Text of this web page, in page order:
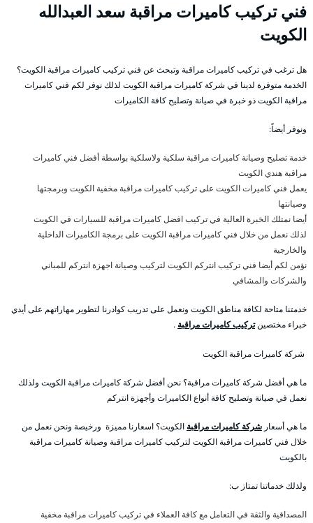
فني تركيب كاميرات مراقبة سعد العبدالله
الكويت
هل ترغب في تركيب كاميرات مراقبة وتبحث عن فني تركيب كاميرات مراقبة الكويت؟
الخدمة متوفرة لدينا في شركة كاميرات مراقبة الكويت لذلك نوفر لكم فني كاميرات
مراقبة الكويت ذو خبرة في صيانة وتصليح كافة الكاميرات
ونوفر أيضاً:
خدمة تصليح وصيانة كاميرات مراقبة سلكية ولاسلكية بواسطة أفضل فني كاميرات
مراقبة هندي الكويت
يعمل فني كاميرات الكويت على تركيب كاميرات مراقبة مخفية الكويت وبرمجتها
وصيانتها
أيضا نمتلك الخبرة العالية في تركيب افضل كاميرات مراقبة للسيارات في الكويت
لذلك نعمل من خلال فني كاميرات مراقبة الكويت على برمجة الكاميرات الداخلية
والخارجية
نؤمن لكم أيضا فني تركيب انتركم الكويت لتركيب وصيانة اجهزة انتركم للمباني
والشركات والمشافي
خدمتنا متاحة لكافة مناطق الكويت ونعمل على تدريب كوادرنا لتطوير مهاراتهم على أيدي
خبراء مختصينتركيب كاميرات مراقبة .
شركة كاميرات مراقبة الكويت
ما هي أفضل شركة كاميرات مراقبة؟ نحن أفضل شركة كاميرات مراقبة الكويت ولذلك
نعمل في صيانة وتصليح كافة أنواع الكاميرات وأجهزة انتركم
ما هي أسعار شركة كاميرات مراقبة الكويت؟ اسعارنا مميزة ورخيصة ونحن نعمل من
خلال فني كاميرات مراقبة الكويت لتركيب كاميرات مراقبة وصيانة كاميرات مراقبة
بالكويت
ولذلك خدماتنا تمتاز ب:
المصداقية والثقة في التعامل مع كافة العملاء في تركيب كاميرات مراقبة مخفية